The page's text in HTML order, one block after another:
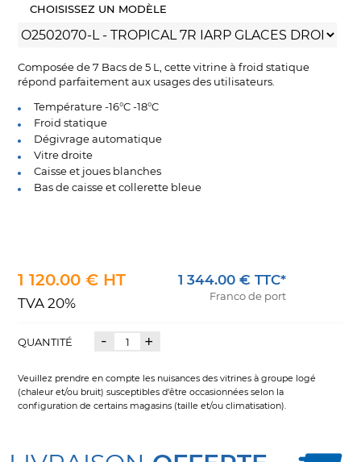
CHOISISSEZ UN MODÈLE
Composée de 7 Bacs de 5 L, cette vitrine à froid statique
répond parfaitement aux usages des utilisateurs.
Température -16°C -18°C
Froid statique
Dégivrage automatique
Vitre droite
Caisse et joues blanches
Bas de caisse et collerette bleue
1 120.00 € HT 1 344.00 € TTC*
Franco de port
TVA 20%
+
QUANTITÉ -
Veuillez prendre en compte les nuisances des vitrines à groupe logé
(chaleur et/ou bruit) susceptibles d'être occasionnées selon la
configuration de certains magasins (taille et/ou climatisation).